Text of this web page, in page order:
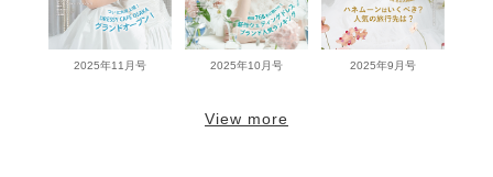
2025年11月号 2025年10月号 2025年9月号
View more